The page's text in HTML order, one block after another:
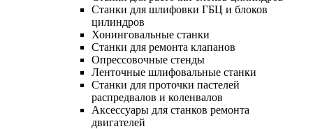
Станки для шлифовки ГБЦ и блоков
цилиндров
Хонинговальные станки
Станки для ремонта клапанов
Опрессовочные стенды
Ленточные шлифовальные станки
Станки для проточки пастелей
распредвалов и коленвалов
Аксессуары для станков ремонта
двигателей